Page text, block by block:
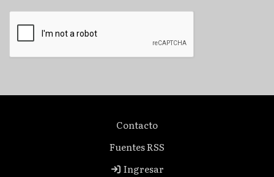
Contacto
Fuentes RSS
Ingresar